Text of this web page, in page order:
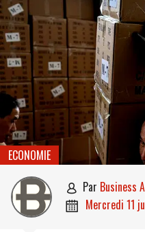
ECONOMIE
 par Business
 mercredi 11